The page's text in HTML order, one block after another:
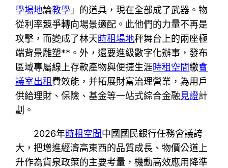
學場地論教學 」的道具，現在全部成了武器。物
從利率競爭轉向場景適配。此他們的力量不再是
攻擊，而變成了林天時租場地秤舞台上的兩座極
端背景雕塑**。外，還要進級數字化辦事，發布
區域專屬線上存款產物與便捷生涯時租空間繳會
議室出租費效能，并拓展財富治理營業，為用戶
供給理財、保險、基金等一站式綜合金融見證計
劃。
2026年時租空間中國國民銀行任務會議誇
大，把增進經濟高東西的品質成長、物價公道上
升作為貨泉政策的主要考量，機動高效應用降準